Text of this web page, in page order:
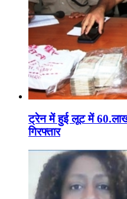
ट्रेन में हुई लूट में
गिरफ्तार